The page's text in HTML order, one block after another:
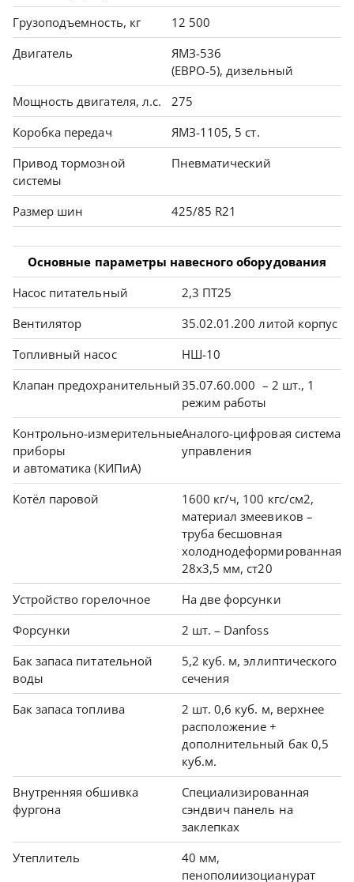
Грузоподъемность, кг
12 500
Двигатель
ЯМЗ-536
(ЕВРО-5), дизельный
Мощность двигателя, л.с.
275
Коробка передач
ЯМЗ-1105, 5 ст.
Привод тормозной
системы
Пневматический
Размер шин 425/85 R21
Основные параметры навесного оборудования
Насос питательный
2,3 ПТ25
Вентилятор
35.02.01.200 литой корпус
Топливный насос
НШ-10
Клапан предохранительный35.07.60.000 – 2 шт., 1
режим работы
Контрольно-измерительные
приборы
и автоматика (КИПиА)
Аналого-цифровая система
управления
Котёл паровой
1600 кг/ч, 100 кгс/см2,
материал змеевиков –
труба бесшовная
холоднодеформированная
28х3,5 мм, ст20
Устройство горелочное
На две форсунки
Форсунки
2 шт. – Danfoss
Бак запаса питательной
воды
5,2 куб. м, эллиптического
сечения
Бак запаса топлива
2 шт. 0,6 куб. м, верхнее
расположение +
дополнительный бак 0,5
куб.м.
Внутренняя обшивка
фургона
Специализированная
сэндвич панель на
заклепках
Утеплитель
40 мм,
пенополиизоцианурат